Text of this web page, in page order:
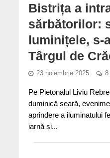
Bistrița a
sărbătorilor:
luminițele, s-
Târgul de
23 noiembrie 2025 8
Pe Pietonalul Liviu
duminică seară,
aprindere a iluminatului
iarnă și...